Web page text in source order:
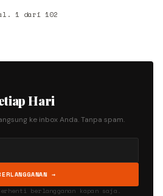
1 dari 102
Hari
ke inbox Anda. Tanpa spam.
→
berlangganan kapan saja.